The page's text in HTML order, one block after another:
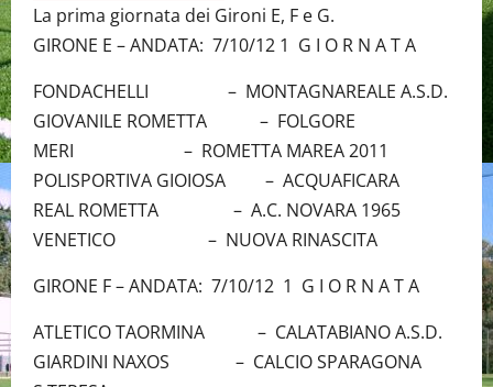
La prima giornata dei Gironi E, F e G.
GIRONE E – ANDATA: 7/10/12 1 G I O R N A T A
FONDACHELLI – MONTAGNAREALE A.S.D.
GIOVANILE ROMETTA – FOLGORE
MERI – ROMETTA MAREA 2011
POLISPORTIVA GIOIOSA – ACQUAFICARA
REAL ROMETTA – A.C. NOVARA 1965
VENETICO – NUOVA RINASCITA
GIRONE F – ANDATA: 7/10/12 1 G I O R N A T A
ATLETICO TAORMINA – CALATABIANO A.S.D.
GIARDINI NAXOS – CALCIO SPARAGONA